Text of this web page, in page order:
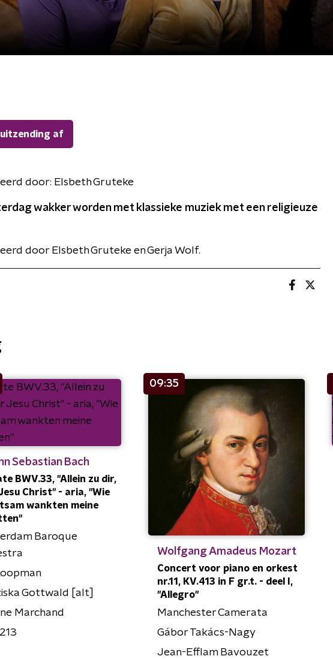
uitzending af
door: Elsbeth Gruteke
wakker worden met klassieke muziek met een religieuze
door Elsbeth Gruteke en Gerja Wolf.
Sebastian Bach
BWV.33, "Allein zu dir,
Christ" - aria, "Wie
wankten meine
Baroque
Gottwald [alt]
Marchand
09:35
Wolfgang Amadeus Mozart
Concert voor piano en orkest
nr.11, KV.413 in F gr.t. - deel I,
"Allegro"
Manchester Camerata
Gábor Takács-Nagy
Jean-Efflam Bavouzet